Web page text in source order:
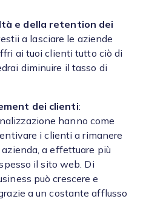
e della retention dei
a lasciare le aziende
ai tuoi clienti tutto ciò di
diminuire il tasso di
dei clienti:
hanno come
i clienti a rimanere
a effettuare più
il sito web. Di
può crescere e
a un costante afflusso